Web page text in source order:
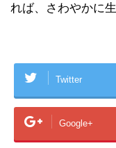
れば、さわやかに
Twitter
Google+